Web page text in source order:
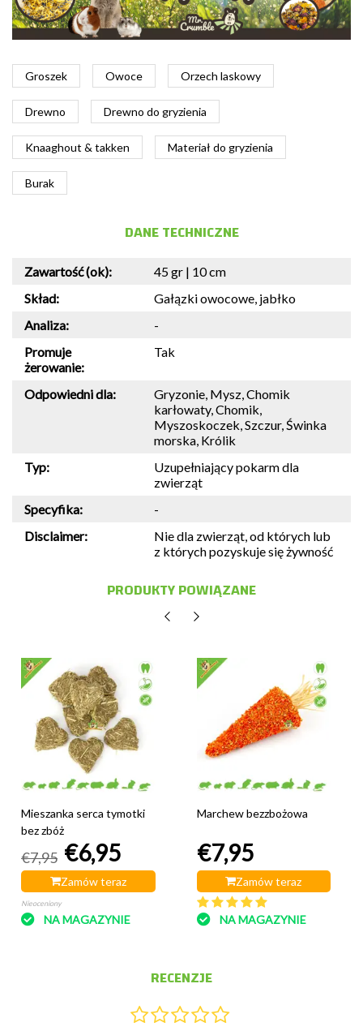
Groszek Owoce Orzech laskowy
Drewno Drewno do gryzienia
Knaaghout & takken Materiał do gryzienia
Burak
DANE TECHNICZNE
Zawartość (ok):
45 gr | 10 cm
Skład:
Gałązki owocowe, jabłko
Analiza:
-
Promuje
żerowanie:
Tak
Odpowiedni dla:
Gryzonie, Mysz, Chomik
karłowaty, Chomik,
Myszoskoczek, Szczur, Świnka
morska, Królik
Typ:
Uzupełniający pokarm dla
zwierząt
Specyfika:
-
Disclaimer:
Nie dla zwierząt, od których lub
z których pozyskuje się żywność
PRODUKTY POWIĄZANE
Mieszanka serca tymotki
bez zbóż
€7,95 €6,95
Zamów teraz
Nieoceniony
NA MAGAZYNIE
Marchew bezzbożowa
€7,95
Zamów teraz
NA MAGAZYNIE
RECENZJE